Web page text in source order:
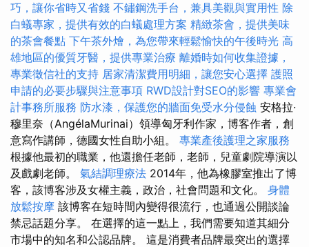
巧，讓你省時又省錢 不鏽鋼洗手台，兼具美觀與實用性 除
白蟻專家，提供有效的白蟻處理方案 精緻茶會，提供美味
的茶會餐點 下午茶外燴，為您帶來輕鬆愉快的午後時光 高
雄地區的優質牙醫，提供專業治療 離婚時如何收集證據，
專業徵信社的支持 居家清潔費用明細，讓您安心選擇 護照
申請的必要步驟與注意事項 RWD設計對SEO的影響 專業會
計事務所服務 防水漆，保護您的牆面免受水分侵蝕 安格拉·
穆里奈（AngélaMurinai）領導匈牙利作家，博客作者，創
意寫作講師，德國女性自助小組。 專業產後護理之家服務
根據他最初的職業，他還擔任老師，老師，兒童劇院導演以
及戲劇老師。 氣結調理療法 2014年，他為橡膠室推出了博
客，該博客涉及女權主義，政治，社會問題和文化。 身體
放鬆按摩 該博客在短時間內變得很流行，也通過公開談論
禁忌話題分享。 在選擇的這一點上，我們需要知道其細分
市場中的知名和公認品牌。 這是消費者品牌最突出的選擇